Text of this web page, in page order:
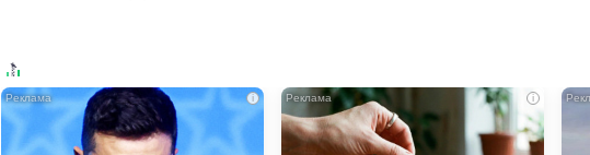
i i